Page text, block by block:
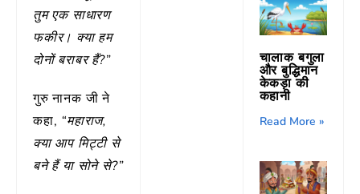
तुम एक साधारण
फकीर। क्या हम
दोनों बराबर हैं?”
गुरु नानक जी ने
कहा, “महाराज,
क्या आप मिट्टी से
बने हैं या सोने से?”
चालाक बगुला
और बुद्धिमान
केकड़ा की
कहानी
Read More »